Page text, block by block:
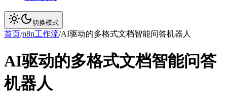
切换模式
首页/n8n工作流/AI驱动的多格式文档智能问答机器人
AI驱动的多格式文档智能问答
机器人